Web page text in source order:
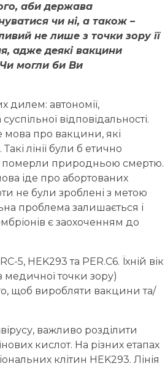
аби держава
чи ні, а також –
не лише з точки зору її
адже деякі вакцини
могли би Ви
дилем: автономії,
відповідальності.
мова про вакцини, які
лінії були б етично
померли природньою смертю.
іде про абортованих
не були зроблені з метою
проблема залишається і
є заохоченням до
5, HEK293 та PER.C6. Їхній вік
медичної точки зору)
щоб виробляти вакцини та/
важливо розділити
кислот. На різних етапах
клітин HEK293. Лінія